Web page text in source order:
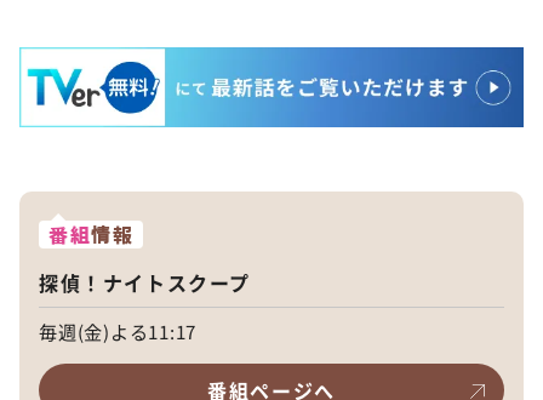
番組情報
探偵！ナイトスクープ
毎週(金)よる11:17
番組ページへ